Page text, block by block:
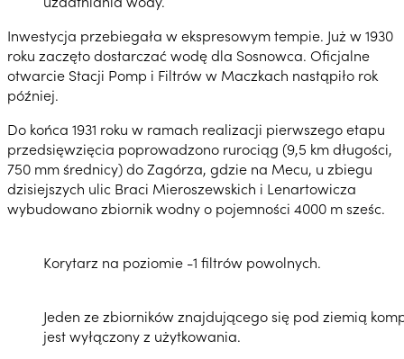
Inwestycja przebiegała w ekspresowym tempie. Już w 1930
roku zaczęto dostarczać wodę dla Sosnowca. Oficjalne
otwarcie Stacji Pomp i Filtrów w Maczkach nastąpiło rok
później.
Do końca 1931 roku w ramach realizacji pierwszego etapu
przedsięwzięcia poprowadzono rurociąg (9,5 km długości,
750 mm średnicy) do Zagórza, gdzie na Mecu, u zbiegu
dzisiejszych ulic Braci Mieroszewskich i Lenartowicza
wybudowano zbiornik wodny o pojemności 4000 m sześc.
Korytarz na poziomie -1 filtrów powolnych.
Jeden ze zbiorników znajdującego się pod ziemią
jest wyłączony z użytkowania.